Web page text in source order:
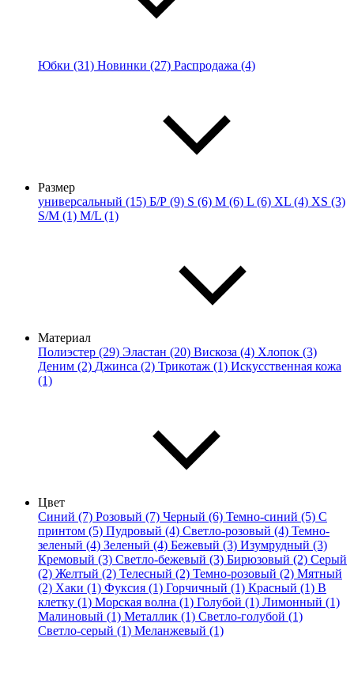
Юбки (31) Новинки (27) Распродажа (4)
Размер
универсальный (15) Б/Р (9) S (6) M (6) L (6) XL (4) XS (3)
S/M (1) M/L (1)
Материал
Полиэстер (29) Эластан (20) Вискоза (4) Хлопок (3)
Деним (2) Джинса (2) Трикотаж (1) Искусственная кожа
(1)
Цвет
Синий (7) Розовый (7) Черный (6) Темно-синий (5) С
принтом (5) Пудровый (4) Светло-розовый (4) Темно-
зеленый (4) Зеленый (4) Бежевый (3) Изумрудный (3)
Кремовый (3) Светло-бежевый (3) Бирюзовый (2) Серый
(2) Желтый (2) Телесный (2) Темно-розовый (2) Мятный
(2) Хаки (1) Фуксия (1) Горчичный (1) Красный (1) В
клетку (1) Морская волна (1) Голубой (1) Лимонный (1)
Малиновый (1) Металлик (1) Светло-голубой (1)
Светло-серый (1) Меланжевый (1)